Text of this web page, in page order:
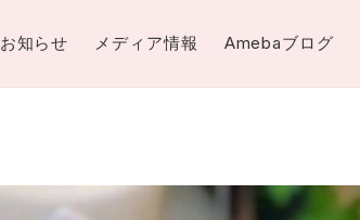
お知らせ メディア情報 Amebaブログ